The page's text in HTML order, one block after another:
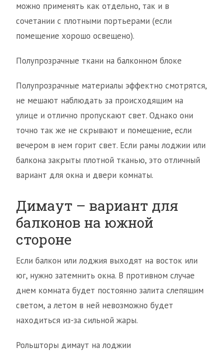
можно применять как отдельно, так и в
сочетании с плотными портьерами (если
помещение хорошо освещено).
Полупрозрачные ткани на балконном блоке
Полупрозрачные материалы эффектно смотрятся,
не мешают наблюдать за происходящим на
улице и отлично пропускают свет. Однако они
точно так же не скрывают и помещение, если
вечером в нем горит свет. Если рамы лоджии или
балкона закрыты плотной тканью, это отличный
вариант для окна и двери комнаты.
Димаут – вариант для
балконов на южной
стороне
Если балкон или лоджия выходят на восток или
юг, нужно затемнить окна. В противном случае
днем комната будет постоянно залита слепящим
светом, а летом в ней невозможно будет
находиться из-за сильной жары.
Рольшторы димаут на лоджии